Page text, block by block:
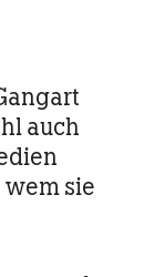
auch
sie